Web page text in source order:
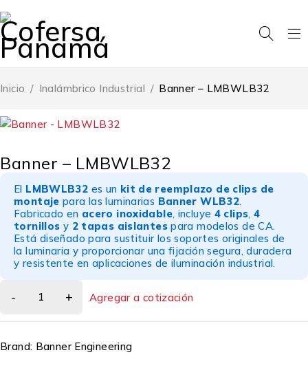
Inicio / Inalámbrico Industrial / Banner – LMBWLB32
Banner – LMBWLB32
El LMBWLB32 es un kit de reemplazo de clips de
montaje para las luminarias Banner WLB32.
Fabricado en acero inoxidable, incluye 4 clips, 4
tornillos y 2 tapas aislantespara modelos de CA.
Está diseñado para sustituir los soportes originales de
la luminaria y proporcionar una fijación segura, duradera
y resistente en aplicaciones de iluminación industrial.
Agregar a cotización
Brand: Banner Engineering